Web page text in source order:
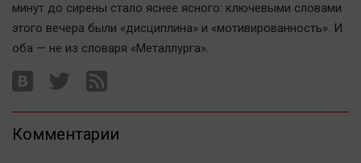
Дети
ЖКХ
Интервью
Качество жизни
Конкурс
минут до сирены стало яснее ясного: ключевыми словами
этого вечера были «дисциплина» и «мотивированность». И
оба — не из словаря «Металлурга».
Комментарии